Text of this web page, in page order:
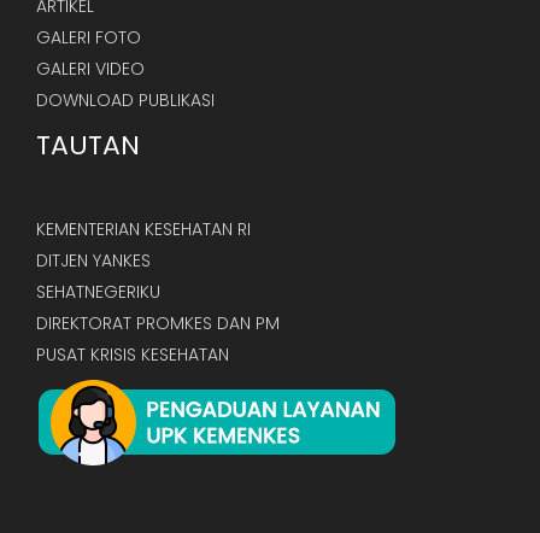
ARTIKEL
GALERI FOTO
GALERI VIDEO
DOWNLOAD PUBLIKASI
TAUTAN
KEMENTERIAN KESEHATAN RI
DITJEN YANKES
SEHATNEGERIKU
DIREKTORAT PROMKES DAN PM
PUSAT KRISIS KESEHATAN